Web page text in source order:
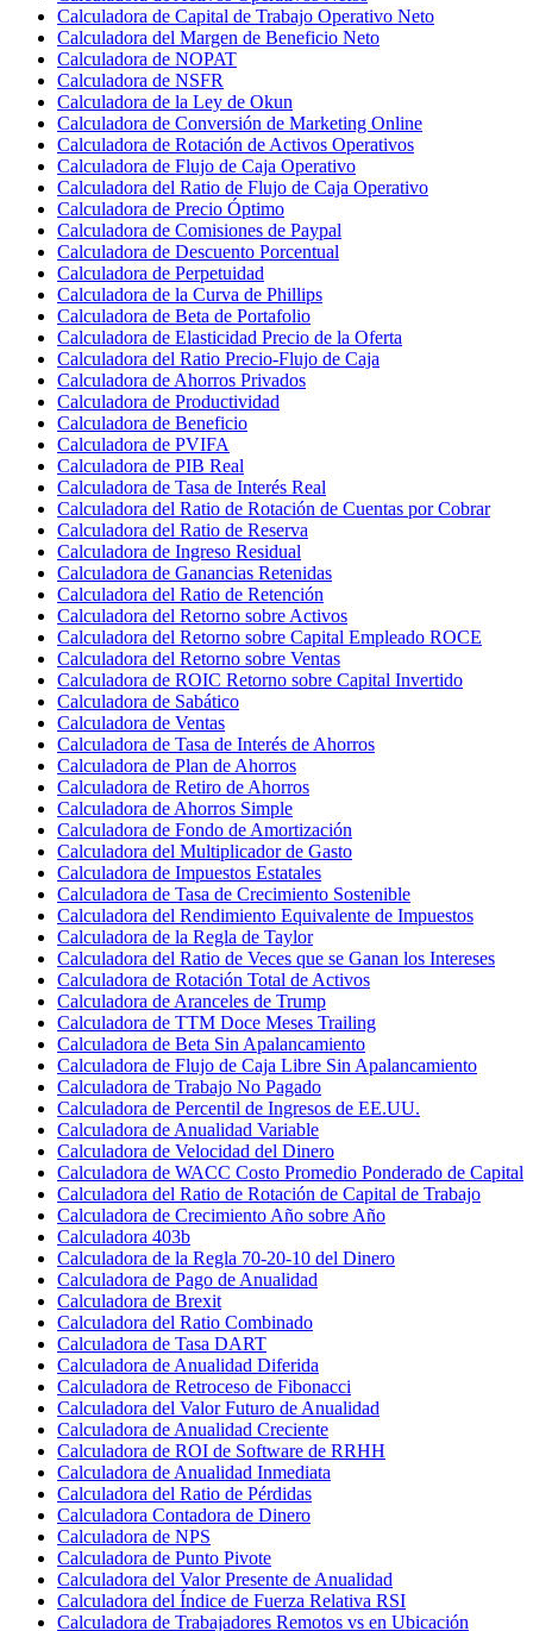
Calculadora de Capital de Trabajo Operativo Neto
Calculadora del Margen de Beneficio Neto
Calculadora de NOPAT
Calculadora de NSFR
Calculadora de la Ley de Okun
Calculadora de Conversión de Marketing Online
Calculadora de Rotación de Activos Operativos
Calculadora de Flujo de Caja Operativo
Calculadora del Ratio de Flujo de Caja Operativo
Calculadora de Precio Óptimo
Calculadora de Comisiones de Paypal
Calculadora de Descuento Porcentual
Calculadora de Perpetuidad
Calculadora de la Curva de Phillips
Calculadora de Beta de Portafolio
Calculadora de Elasticidad Precio de la Oferta
Calculadora del Ratio Precio-Flujo de Caja
Calculadora de Ahorros Privados
Calculadora de Productividad
Calculadora de Beneficio
Calculadora de PVIFA
Calculadora de PIB Real
Calculadora de Tasa de Interés Real
Calculadora del Ratio de Rotación de Cuentas por Cobrar
Calculadora del Ratio de Reserva
Calculadora de Ingreso Residual
Calculadora de Ganancias Retenidas
Calculadora del Ratio de Retención
Calculadora del Retorno sobre Activos
Calculadora del Retorno sobre Capital Empleado ROCE
Calculadora del Retorno sobre Ventas
Calculadora de ROIC Retorno sobre Capital Invertido
Calculadora de Sabático
Calculadora de Ventas
Calculadora de Tasa de Interés de Ahorros
Calculadora de Plan de Ahorros
Calculadora de Retiro de Ahorros
Calculadora de Ahorros Simple
Calculadora de Fondo de Amortización
Calculadora del Multiplicador de Gasto
Calculadora de Impuestos Estatales
Calculadora de Tasa de Crecimiento Sostenible
Calculadora del Rendimiento Equivalente de Impuestos
Calculadora de la Regla de Taylor
Calculadora del Ratio de Veces que se Ganan los Intereses
Calculadora de Rotación Total de Activos
Calculadora de Aranceles de Trump
Calculadora de TTM Doce Meses Trailing
Calculadora de Beta Sin Apalancamiento
Calculadora de Flujo de Caja Libre Sin Apalancamiento
Calculadora de Trabajo No Pagado
Calculadora de Percentil de Ingresos de EE.UU.
Calculadora de Anualidad Variable
Calculadora de Velocidad del Dinero
Calculadora de WACC Costo Promedio Ponderado de Capital
Calculadora del Ratio de Rotación de Capital de Trabajo
Calculadora de Crecimiento Año sobre Año
Calculadora 403b
Calculadora de la Regla 70-20-10 del Dinero
Calculadora de Pago de Anualidad
Calculadora de Brexit
Calculadora del Ratio Combinado
Calculadora de Tasa DART
Calculadora de Anualidad Diferida
Calculadora de Retroceso de Fibonacci
Calculadora del Valor Futuro de Anualidad
Calculadora de Anualidad Creciente
Calculadora de ROI de Software de RRHH
Calculadora de Anualidad Inmediata
Calculadora del Ratio de Pérdidas
Calculadora Contadora de Dinero
Calculadora de NPS
Calculadora de Punto Pivote
Calculadora del Valor Presente de Anualidad
Calculadora del Índice de Fuerza Relativa RSI
Calculadora de Trabajadores Remotos vs en Ubicación